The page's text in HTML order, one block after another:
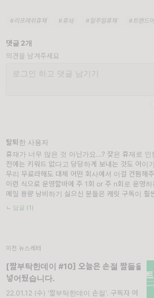
#리프레쉬휴재 #휴재 #일주일휴재 #트렌드
댓글 2개
의견을 남겨주세요
탈퇴한 사용자
휴재가 너무 많은 것 아닌가요...? 잦은 휴재로
전에는 키워드 없다고 당당하게 보내는 것도 어이
무리 무료라해도 대체 어떤 회사에서 이걸 컨펌해
이런 식으로 운영할바에 주 1회 or 주 n회로 운영
메일 용량 낭비하기 싫으신 분들은 캐릿 구독이 훨
ㄴ 답글 (1)
이전 뉴스레터
[짤부탁한데이 #10] 오늘은 손절 짤들을
넣어뒀습니다.
22.01.12 (수) '짤부탁한데이 손절'. 구독자 여